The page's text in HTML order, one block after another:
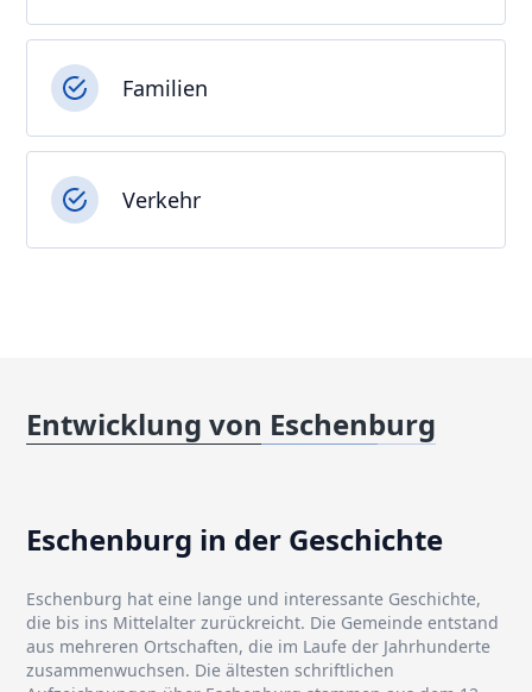
Familien
Verkehr
Entwicklung von Eschenburg
Eschenburg in der Geschichte
Eschenburg hat eine lange und interessante Geschichte,
die bis ins Mittelalter zurückreicht. Die Gemeinde entstand
aus mehreren Ortschaften, die im Laufe der Jahrhunderte
zusammenwuchsen. Die ältesten schriftlichen